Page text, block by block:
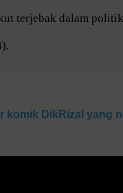
terjebak dalam
komik DikRizal yang